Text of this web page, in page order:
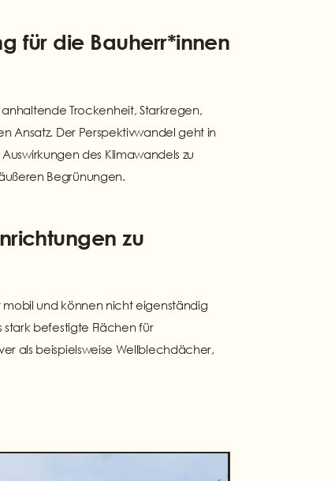
für die Bauherr*innen
Trockenheit, Starkregen,
Ansatz. Der Perspektivwandel geht in
des Klimawandels zu
Begrünungen.
zu
mobil und können nicht eigenständig
befestigte Flächen für
als beispielsweise Wellblechdächer,